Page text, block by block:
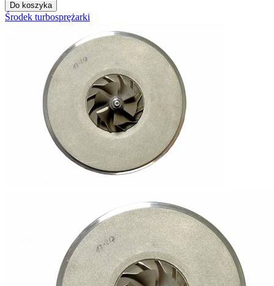
Do koszyka
Środek turbosprężarki